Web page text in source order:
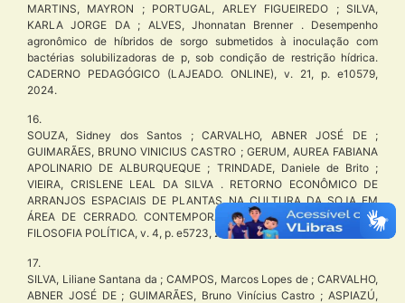
MARTINS, MAYRON ; PORTUGAL, ARLEY FIGUEIREDO ; SILVA,
KARLA JORGE DA ; ALVES, Jhonnatan Brenner . Desempenho
agronômico de híbridos de sorgo submetidos à inoculação com
bactérias solubilizadoras de p, sob condição de restrição hídrica.
CADERNO PEDAGÓGICO (LAJEADO. ONLINE), v. 21, p. e10579,
2024.
16.
SOUZA, Sidney dos Santos ; CARVALHO, ABNER JOSÉ DE ;
GUIMARÃES, BRUNO VINICIUS CASTRO ; GERUM, AUREA FABIANA
APOLINARIO DE ALBURQUEQUE ; TRINDADE, Daniele de Brito ;
VIEIRA, CRISLENE LEAL DA SILVA . RETORNO ECONÔMICO DE
ARRANJOS ESPACIAIS DE PLANTAS NA CULTURA DA SOJA EM
ÁREA DE CERRADO. CONTEMPORÂNEA – REVISTA DE ÉTICA E
FILOSOFIA POLÍTICA, v. 4, p. e5723, 2024.
17.
SILVA, Liliane Santana da ; CAMPOS, Marcos Lopes de ; CARVALHO,
ABNER JOSÉ DE ; GUIMARÃES, Bruno Vinícius Castro ; ASPIAZÚ,